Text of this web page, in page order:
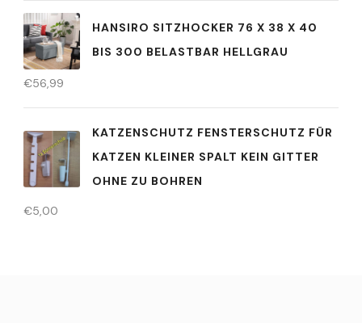
HANSIRO SITZHOCKER 76 X 38 X 40
BIS 300 BELASTBAR HELLGRAU
€56,99
KATZENSCHUTZ FENSTERSCHUTZ FÜR
KATZEN KLEINER SPALT KEIN GITTER
OHNE ZU BOHREN
€5,00